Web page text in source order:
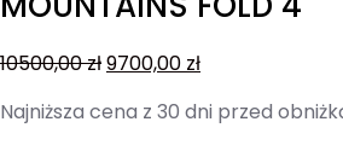
10500,00zł9700,00 zł
Najniższa cena z 30 dni przed